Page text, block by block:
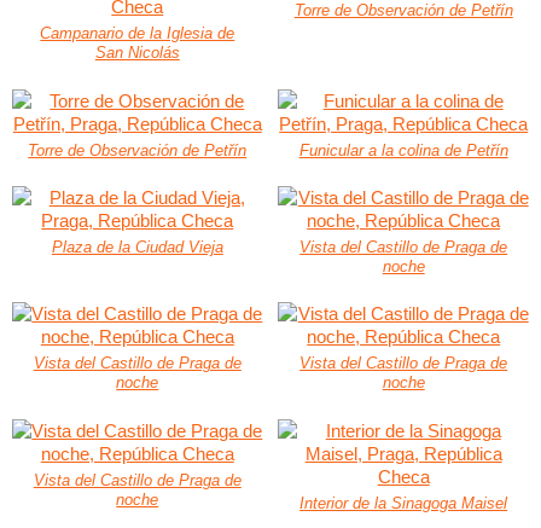
Campanario de la Iglesia de
San Nicolás
Torre de Observación de Petřín
Torre de Observación de Petřín Funicular a la colina de Petřín
Plaza de la Ciudad Vieja
Vista del Castillo de Praga de
noche
Vista del Castillo de Praga de
noche
Vista del Castillo de Praga de
noche
Vista del Castillo de Praga de
noche
Interior de la Sinagoga Maisel